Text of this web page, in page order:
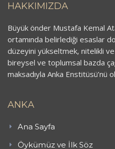
HAKKIMIZDA
Büyük önder Mustafa Kemal
ortamında belirlediği esaslar
düzeyini yükseltmek, nitelikli
bireysel ve toplumsal bazda
maksadıyla Anka Enstitüsü’nü
ANKA
Ana Sayfa
Öykümüz ve İlk Söz